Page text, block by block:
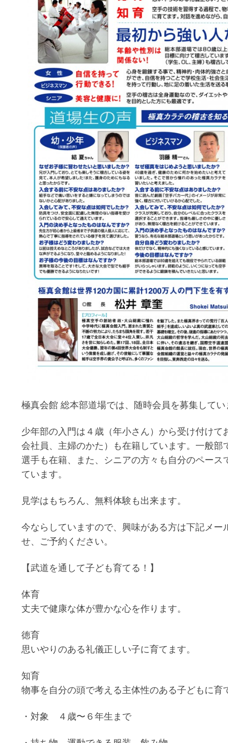
極真会館 総本部道場では、随時会員を募集してい
少年部の入門は４歳（年小さん）から受け付けて
会社員、主婦のかた）も在籍しています。一般部
選手も在籍、また、シニアの方々も自分のペース
ています。
見学はもちろん、無料体験も出来ます。
今ならしていますので、興味がある方は下記メー
せ、ご予約ください。
【武道を通して子ども育てる！】
体育
丈夫で健康な体が豊かな心を作ります。
徳育
思いやりのある礼儀正しい子に育てます。
知育
物事を自分の頭で考える主体性のある子どもに育
・対象 ４歳〜６年生まで